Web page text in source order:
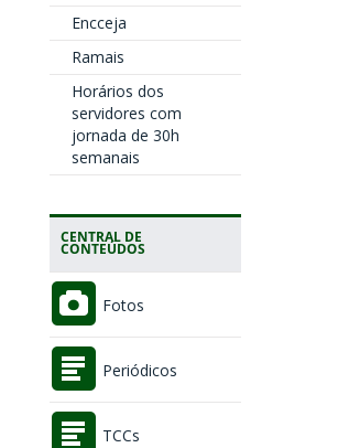
Encceja
Ramais
Horários dos
servidores com
jornada de 30h
semanais
CENTRAL DE
CONTEÚDOS
Fotos
Periódicos
TCCs